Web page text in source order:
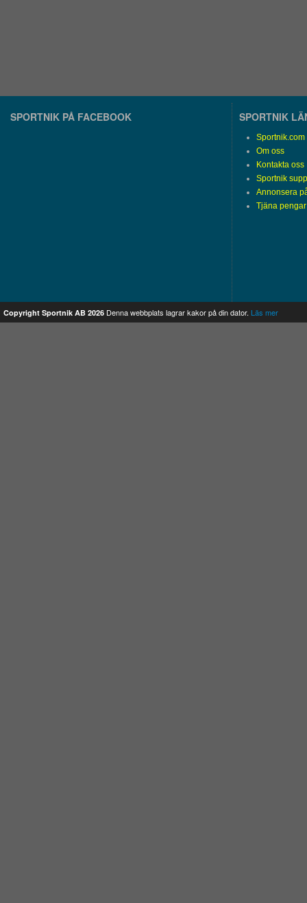
SPORTNIK PÅ FACEBOOK SPORTNIK
Sportnik.com
Om oss
Kontakta oss
Sportnik
Annonsera
Tjäna pengar
Copyright Sportnik AB 2026 Denna webbplats lagrar kakor på din dator. Läs mer